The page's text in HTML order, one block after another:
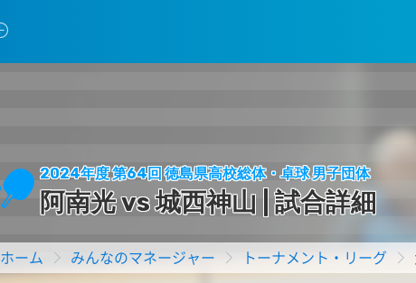
2024年度 第64回 徳島県高校総体・卓球 男子団体
阿南光vs城西神山 試合詳細
ホーム みんなのマネージャー トーナメント・リーグ